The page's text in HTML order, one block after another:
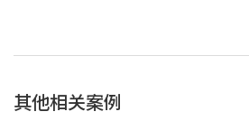
其他相关案例